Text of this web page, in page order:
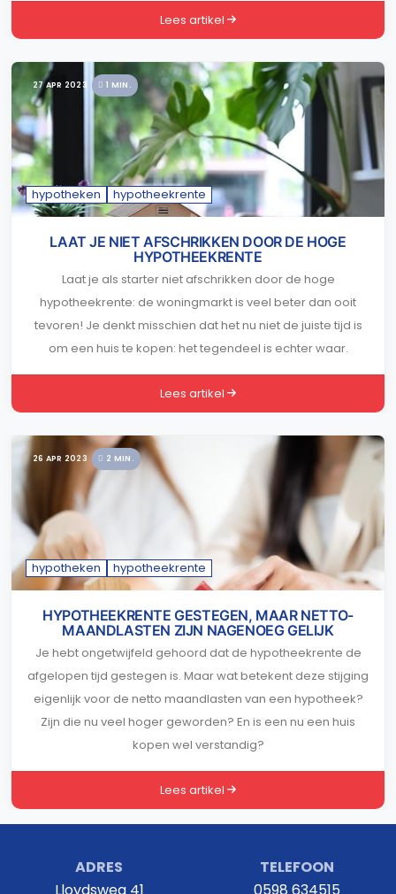
Lees artikel
27 APR 2023 1 MIN.
hypotheken hypotheekrente
LAAT JE NIET AFSCHRIKKEN DOOR DE HOGE
HYPOTHEEKRENTE
Laat je als starter niet afschrikken door de hoge
hypotheekrente: de woningmarkt is veel beter dan ooit
tevoren! Je denkt misschien dat het nu niet de juiste tijd is
om een huis te kopen: het tegendeel is echter waar.
Lees artikel
26 APR 2023 2 MIN.
hypotheken hypotheekrente
HYPOTHEEKRENTE GESTEGEN, MAAR NETTO-
MAANDLASTEN ZIJN NAGENOEG GELIJK
Je hebt ongetwijfeld gehoord dat de hypotheekrente de
afgelopen tijd gestegen is. Maar wat betekent deze stijging
eigenlijk voor de netto maandlasten van een hypotheek?
Zijn die nu veel hoger geworden? En is een nu een huis
kopen wel verstandig?
Lees artikel
ADRES
TELEFOON